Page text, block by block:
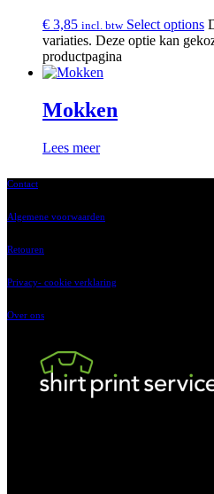
€ 3,85 incl. btw Select options
variaties. Deze optie kan
productpagina
Mokken
Lees meer
Contact
Algemene voorwaarden
Retouren
Privacy- cookie verklaring
Over ons